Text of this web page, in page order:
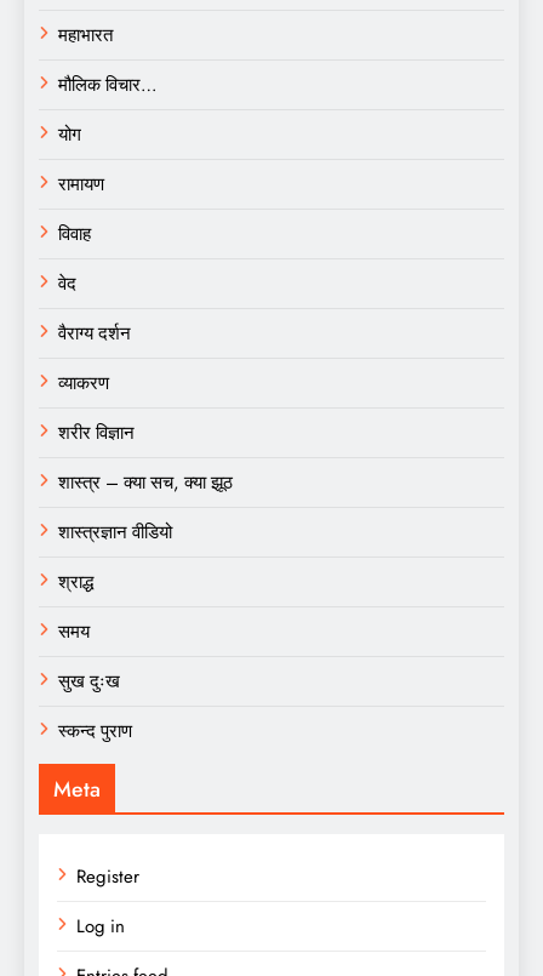
महाभारत
मौलिक विचार…
योग
रामायण
विवाह
वेद
वैराग्य दर्शन
व्याकरण
शरीर विज्ञान
शास्त्र – क्या सच, क्या झूठ
शास्त्रज्ञान वीडियो
श्राद्ध
समय
सुख दुःख
स्कन्द पुराण
Meta
Register
Log in